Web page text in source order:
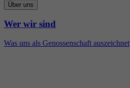
Über uns
Wer wir sind
Was uns als Genossenschaft auszeichnet